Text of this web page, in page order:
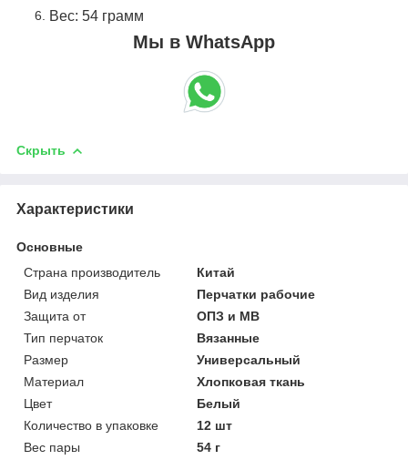
Вес: 54 грамм
Мы в WhatsApp
Скрыть
Характеристики
Основные
Страна производитель
Китай
Вид изделия
Перчатки рабочие
Защита от
ОПЗ и МВ
Тип перчаток
Вязанные
Размер
Универсальный
Материал
Хлопковая ткань
Цвет
Белый
Количество в упаковке
12 шт
Вес пары
54 г